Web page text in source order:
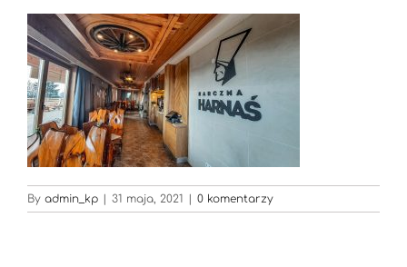
By admin_kp | 31 maja, 2021 | 0 komentarzy